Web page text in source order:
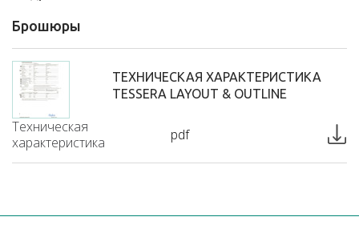
Брошюры
ТЕХНИЧЕСКАЯ ХАРАКТЕРИСТИКА
TESSERA LAYOUT & OUTLINE
Техническая
характеристика
pdf